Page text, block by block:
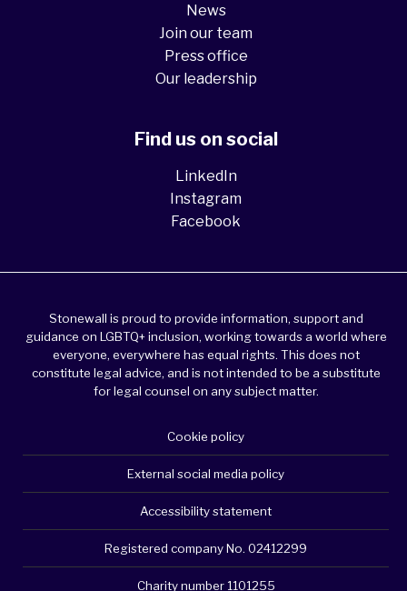
News
Join our team
Press office
Our leadership
Find us on social
LinkedIn
Instagram
Facebook
Stonewall is proud to provide information, support and
guidance on LGBTQ+ inclusion, working towards a world where
everyone, everywhere has equal rights. This does not
constitute legal advice, and is not intended to be a substitute
for legal counsel on any subject matter.
Cookie policy
External social media policy
Accessibility statement
Registered company No. 02412299
Charity number 1101255